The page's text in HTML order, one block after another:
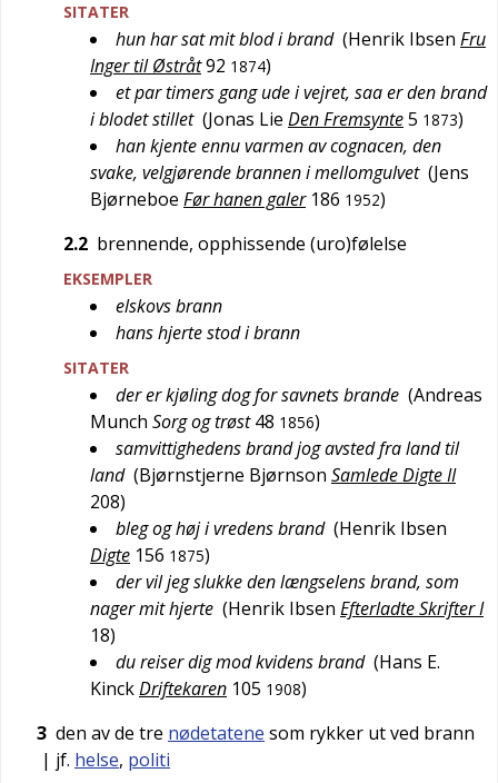
SITATER
hun har sat mit blod i brand (Henrik Ibsen Fru
Inger til Østråt92 1874)
et par timers gang ude i vejret, saa er den brand
i blodet stillet (Jonas Lie Den Fremsynte5 1873)
han kjente ennu varmen av cognacen, den
svake, velgjørende brannen i mellomgulvet (Jens
Bjørneboe Før hanen galer 186 1952)
2.2 brennende, opphissende (uro)følelse
EKSEMPLER
elskovs brann
hans hjerte stod i brann
SITATER
der er kjøling dog for savnets brande (Andreas
Munch Sorg og trøst 48 1856)
samvittighedens brand jog avsted fra land til
land (Bjørnstjerne Bjørnson Samlede Digte II
208)
bleg og høj i vredens brand (Henrik Ibsen
Digte 156 1875)
der vil jeg slukke den længselens brand, som
nager mit hjerte (Henrik Ibsen Efterladte Skrifter I
18)
du reiser dig mod kvidens brand (Hans E.
KinckDriftekaren 105 1908)
3 den av de tre nødetatene som rykker ut ved brann
| jf. helse, politi